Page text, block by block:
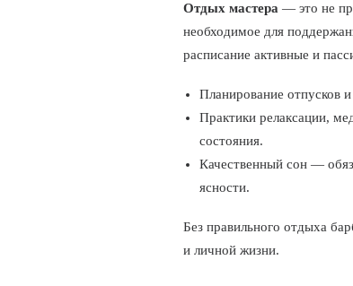
Отдых мастера — это не
необходимое для
расписание активные и
Планирование отпусков
Практики релаксации,
состояния.
Качественный сон —
ясности.
Без правильного отдыха
и личной жизни.